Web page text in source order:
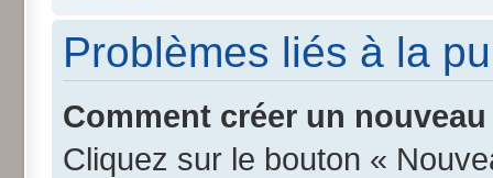
Problèmes liés à la
Comment créer un
Cliquez sur le bouton «